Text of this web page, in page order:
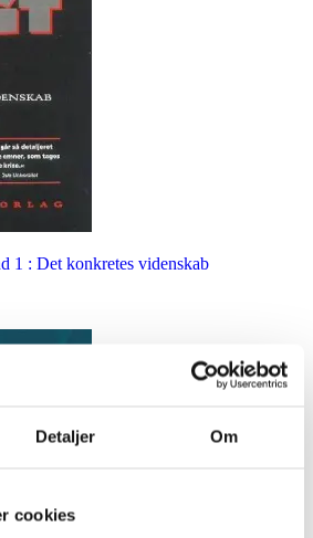
Detaljer Om
cookies
1 : Det konkretes videnskab